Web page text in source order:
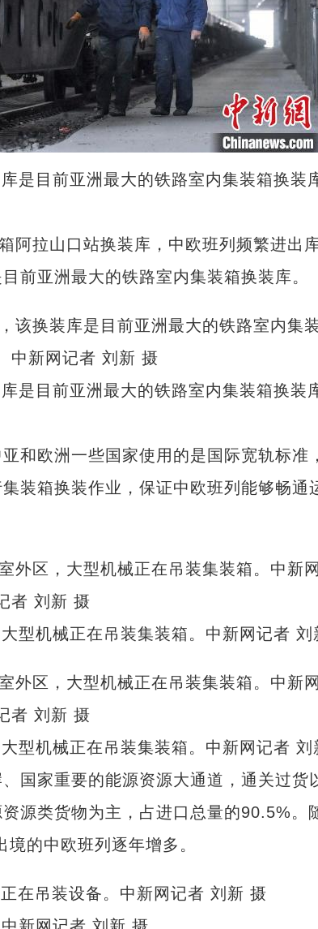
是目前亚洲最大的铁路室内集装箱换装
拉山口站换装库，中欧班列频繁进出
前亚洲最大的铁路室内集装箱换装库。
是目前亚洲最大的铁路室内集装箱换装
欧洲一些国家使用的是国际宽轨标准
装箱换装作业，保证中欧班列能够畅通
型机械正在吊装集装箱。中新网记者 刘
型机械正在吊装集装箱。中新网记者 刘
家重要的能源资源大通道，通关过货
源类货物为主，占进口总量的90.5%。
的中欧班列逐年增多。